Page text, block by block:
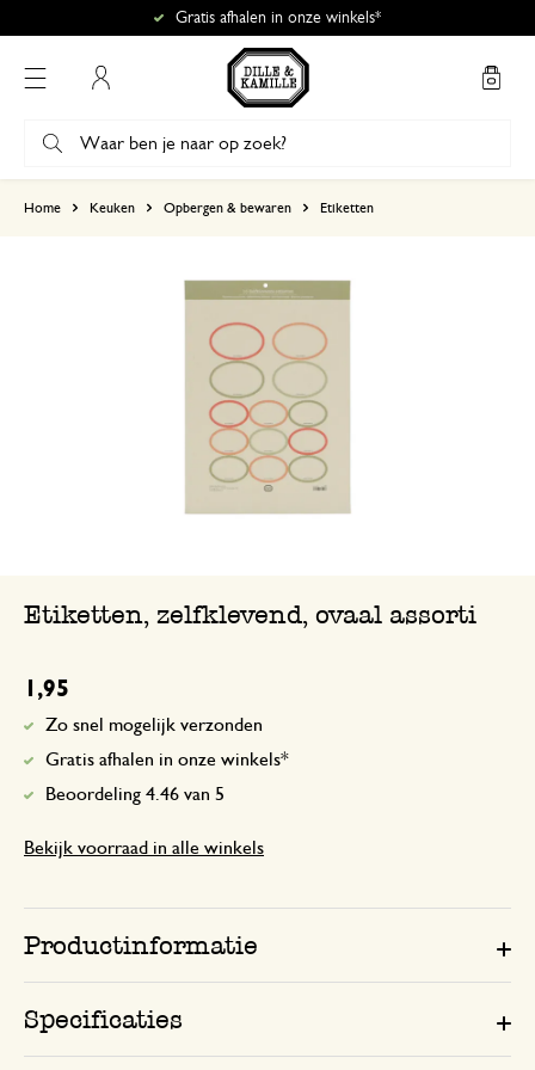
Gratis afhalen in onze winkels*
Home Keuken Opbergen & bewaren Etiketten
Etiketten, zelfklevend, ovaal assorti
1,95
Zo snel mogelijk verzonden
Gratis afhalen in onze winkels*
Beoordeling 4.46 van 5
Bekijk voorraad in alle winkels
Productinformatie
Specificaties